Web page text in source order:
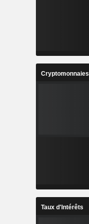
Cryptomonnaies
Taux d'Intérêts